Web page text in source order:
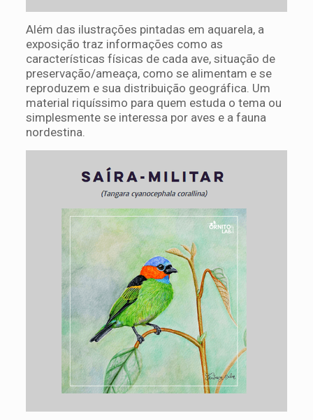
Além das ilustrações pintadas em aquarela, a
exposição traz informações como as
características físicas de cada ave, situação de
preservação/ameaça, como se alimentam e se
reproduzem e sua distribuição geográfica. Um
material riquíssimo para quem estuda o tema ou
simplesmente se interessa por aves e a fauna
nordestina.